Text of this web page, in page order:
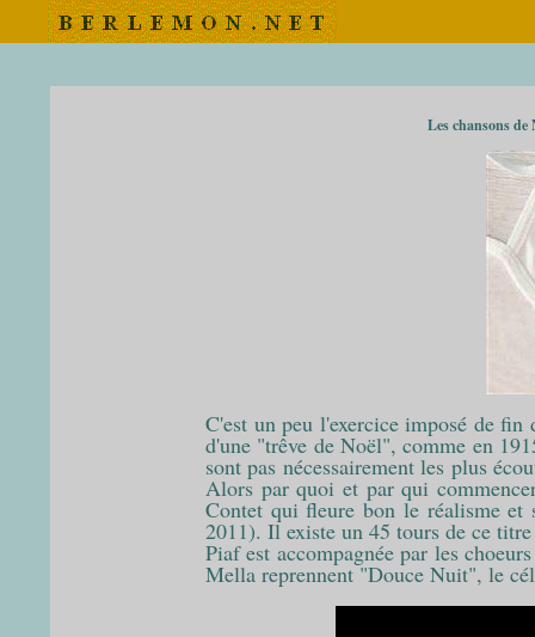
Les chansons de
C'est un peu l'exercice imposé de
d'une "trêve de Noël", comme en
sont pas nécessairement les plus
Alors par quoi et par qui
Contet qui fleure bon le réalisme
2011). Il existe un 45 tours de ce
Piaf est accompagnée par les
Mella reprennent "Douce Nuit", le